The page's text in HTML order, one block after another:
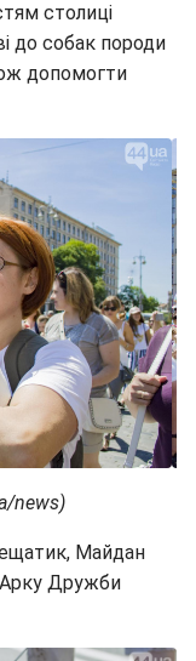
столиці
до собак породи
допомогти
news)
Майдан
Арку Дружби